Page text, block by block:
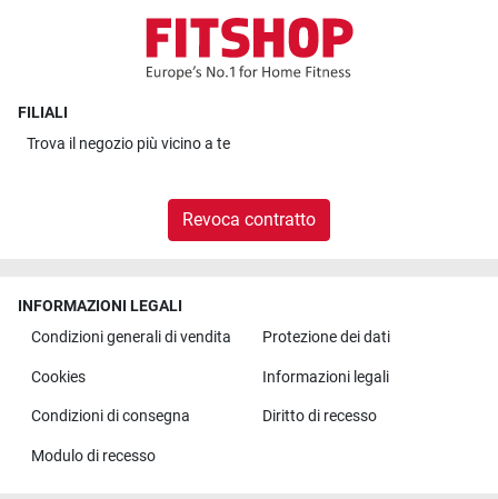
FILIALI
Trova il negozio più vicino a te
Revoca contratto
INFORMAZIONI LEGALI
Condizioni generali di vendita
Protezione dei dati
Cookies Informazioni legali
Condizioni di consegna Diritto di recesso
Modulo di recesso